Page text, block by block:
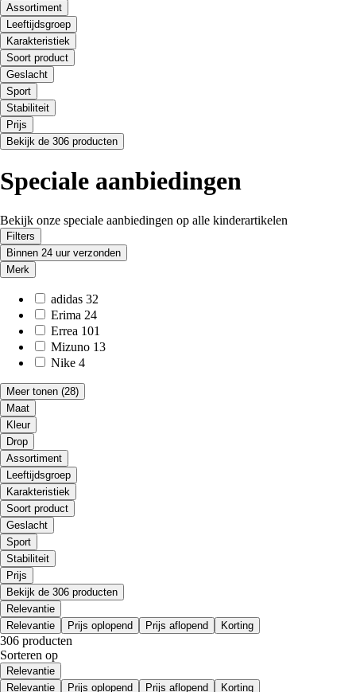
Assortiment
Leeftijdsgroep
Karakteristiek
Soort product
Geslacht
Sport
Stabiliteit
Prijs
Bekijk de 306 producten
Speciale aanbiedingen
Bekijk onze speciale aanbiedingen op alle kinderartikelen
Filters
Binnen 24 uur verzonden
Merk
adidas 32
Erima 24
Errea 101
Mizuno 13
Nike 4
Meer tonen (28)
Maat
Kleur
Drop
Assortiment
Leeftijdsgroep
Karakteristiek
Soort product
Geslacht
Sport
Stabiliteit
Prijs
Bekijk de 306 producten
Relevantie
Relevantie
Prijs oplopend Prijs aflopend Korting
306 producten
Sorteren op
Relevantie
Relevantie
Prijs oplopend Prijs aflopend Korting